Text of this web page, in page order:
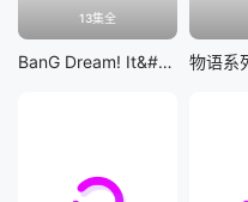
13集全
BanG Dream! It&#039;s MyGO!!!!!